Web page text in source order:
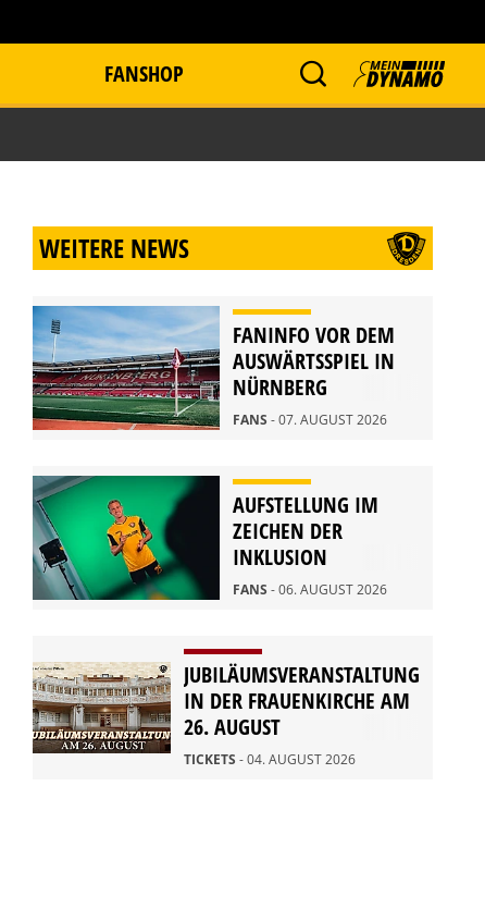
FANSHOP
WEITERE NEWS
FANINFO VOR DEM
AUSWÄRTSSPIEL IN
NÜRNBERG
FANS - 07. AUGUST 2026
AUFSTELLUNG IM
ZEICHEN DER
INKLUSION
FANS - 06. AUGUST 2026
JUBILÄUMSVERANSTALTUNG
IN DER FRAUENKIRCHE AM
26. AUGUST
TICKETS - 04. AUGUST 2026